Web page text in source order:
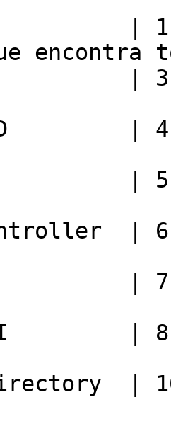
| 1
encontra
| 3
| 4
| 5
| 6
| 7
| 8
|